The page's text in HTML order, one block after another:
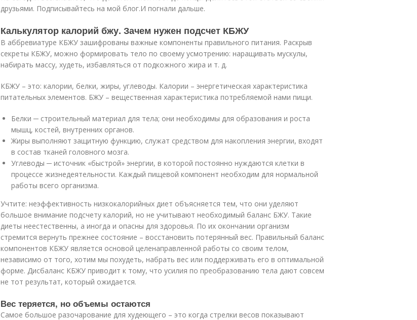
друзьями. Подписывайтесь на мой блог.И погнали дальше.
Калькулятор калорий бжу. Зачем нужен подсчет КБЖУ
В аббревиатуре КБЖУ зашифрованы важные компоненты правильного питания. Раскрыв
секреты КБЖУ, можно формировать тело по своему усмотрению: наращивать мускулы,
набирать массу, худеть, избавляться от подкожного жира и т. д.
КБЖУ – это: калории, белки, жиры, углеводы. Калории – энергетическая характеристика
питательных элементов. БЖУ – вещественная характеристика потребляемой нами пищи.
Белки ─ строительный материал для тела; они необходимы для образования и роста
мышц, костей, внутренних органов.
Жиры выполняют защитную функцию, служат средством для накопления энергии, входят
в состав тканей головного мозга.
Углеводы ─ источник «быстрой» энергии, в которой постоянно нуждаются клетки в
процессе жизнедеятельности. Каждый пищевой компонент необходим для нормальной
работы всего организма.
Учтите: неэффективность низкокалорийных диет объясняется тем, что они уделяют
большое внимание подсчету калорий, но не учитывают необходимый баланс БЖУ. Такие
диеты неестественны, а иногда и опасны для здоровья. По их окончании организм
стремится вернуть прежнее состояние – восстановить потерянный вес. Правильный баланс
компонентов КБЖУ является основой целенаправленной работы со своим телом,
независимо от того, хотим мы похудеть, набрать вес или поддерживать его в оптимальной
форме. Дисбаланс КБЖУ приводит к тому, что усилия по преобразованию тела дают совсем
не тот результат, который ожидается.
Вес теряется, но объемы остаются
Самое большое разочарование для худеющего – это когда стрелки весов показывают